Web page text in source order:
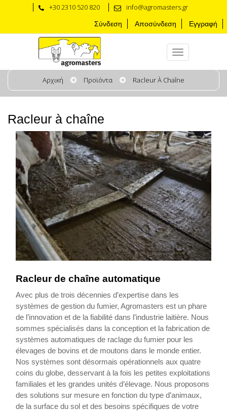
+30 2310 520 820 info@agromasters.gr
Σύνδεση Αποσύνδεση Εγγραφή
Αρχική Προϊόντα Racleur À Chaîne
Racleur à chaîne
Racleur de chaîne automatique
Avec plus de trois décennies d’expertise dans les
systèmes de gestion du fumier, Agromasters est un phare
de l’innovation et de la fiabilité dans l’industrie laitière. Nous
sommes spécialisés dans la conception et la fabrication de
systèmes automatiques de raclage du fumier pour les
élevages de bovins et de moutons dans le monde entier.
Nos systèmes sont désormais opérationnels aux quatre
coins du globe, desservant à la fois les petites exploitations
familiales et les grandes unités d’élevage. Nous proposons
des solutions sur mesure en fonction du type d’animaux,
de la surface du sol et des besoins spécifiques de votre